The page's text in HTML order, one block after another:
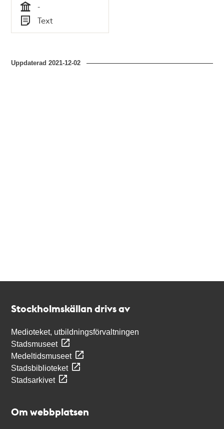
Tid
-
Typ
Text
Uppdaterad2021-12-02
Stockholmskällan drivs av
Medioteket, utbildningsförvaltningen
Stadsmuseet
Medeltidsmuseet
Stadsbiblioteket
Stadsarkivet
Om webbplatsen